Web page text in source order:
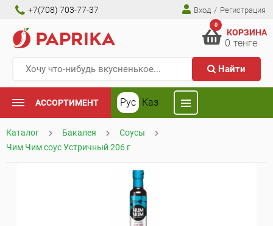
+7(708) 703-77-37 Вход / Регистрация
Найти
0
КОРЗИНА
0 тенге
АССОРТИМЕНТ Рус Каз
Каталог Бакалея
Соусы
Чим Чим соус Устричный 206 г